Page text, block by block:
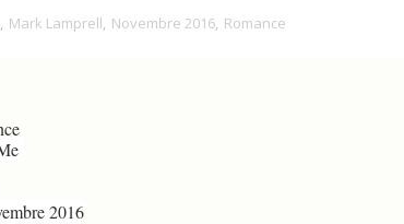
, Mark Lamprell, Novembre 2016, Romance
2016